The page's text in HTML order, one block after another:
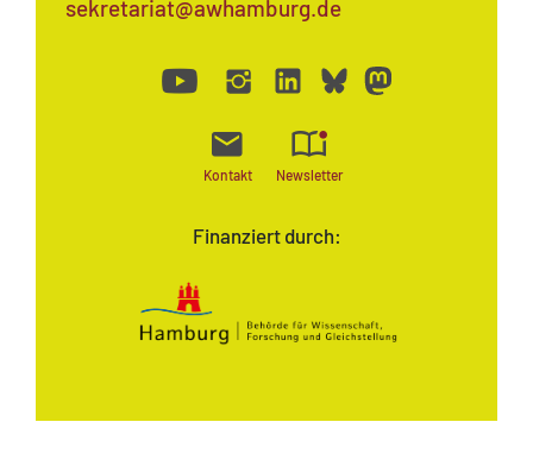
Finanziert durch:
sekretariat@awhamburg.de
Kontakt Newsletter